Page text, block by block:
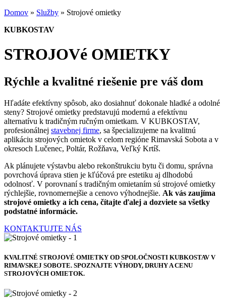
Domov » Služby » Strojové omietky
KUBKOSTAV
STROJOVé OMIETKY
Rýchle a kvalitné riešenie pre váš dom
Hľadáte efektívny spôsob, ako dosiahnuť dokonale hladké a odolné
steny? Strojové omietky predstavujú modernú a efektívnu
alternatívu k tradičným ručným omietkam. V KUBKOSTAV,
profesionálnej stavebnej firme, sa špecializujeme na kvalitnú
aplikáciu strojových omietok v celom regióne Rimavská Sobota a v
okresoch Lučenec, Poltár, Rožňava, Veľký Krtíš.
Ak plánujete výstavbu alebo rekonštrukciu bytu či domu, správna
povrchová úprava stien je kľúčová pre estetiku aj dlhodobú
odolnosť. V porovnaní s tradičným omietaním sú strojové omietky
rýchlejšie, rovnomernejšie a cenovo výhodnejšie. Ak vás zaujíma
strojové omietky a ich cena, čítajte ďalej a dozviete sa všetky
podstatné informácie.
KONTAKTUJTE NÁS
KVALITNÉ STROJOVÉ OMIETKY OD SPOLOČNOSTI KUBKOSTAV V
RIMAVSKEJ SOBOTE. SPOZNAJTE VÝHODY, DRUHY A CENU
STROJOVÝCH OMIETOK.